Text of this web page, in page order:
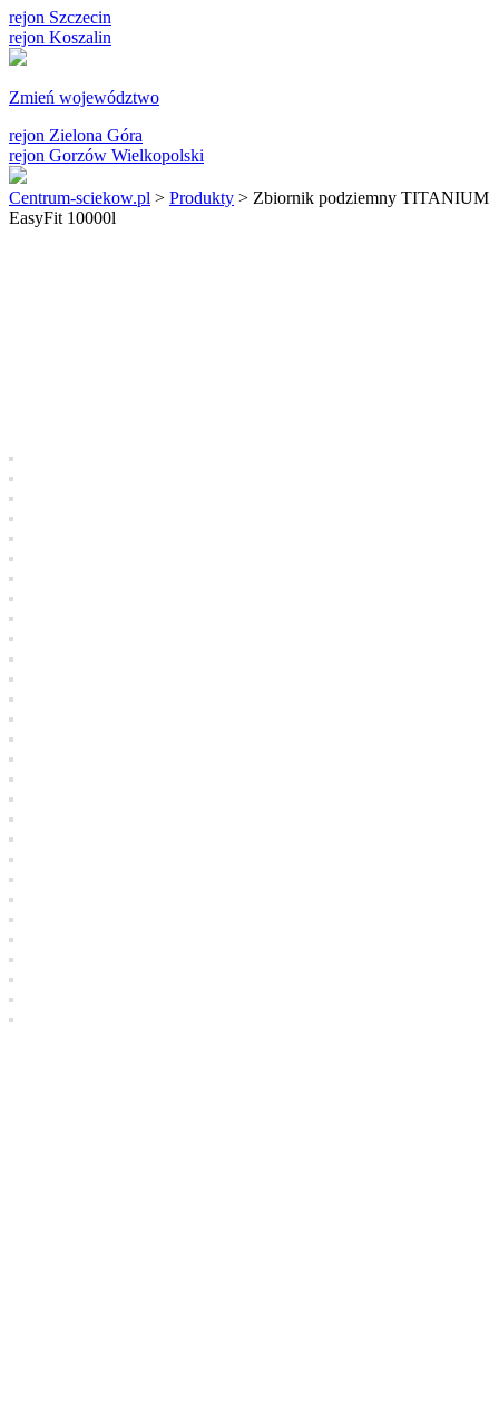
rejon Szczecin
rejon Koszalin
Zmień województwo
rejon Zielona Góra
rejon Gorzów Wielkopolski
Centrum-sciekow.pl > Produkty > Zbiornik podziemny TITANIUM
EasyFit 10000l